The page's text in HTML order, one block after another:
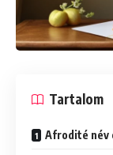
Tartalom
Afrodité név